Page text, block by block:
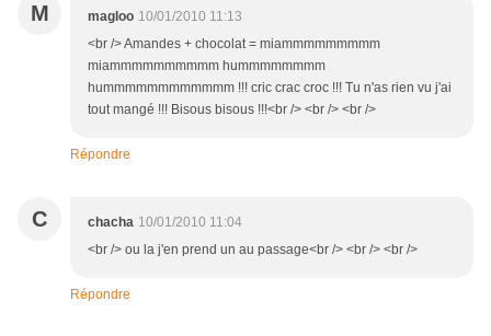
M magloo 10/01/2010 11:13
<br /> Amandes + chocolat = miammmmmmmmm
miammmmmmmmmm hummmmmmmm
hummmmmmmmmmmm !!! cric crac croc !!! Tu n'as rien vu j'ai
tout mangé !!! Bisous bisous !!!<br /> <br /> <br />
Répondre
C chacha 10/01/2010 11:04
<br /> ou la j'en prend un au passage<br /> <br /> <br />
Répondre